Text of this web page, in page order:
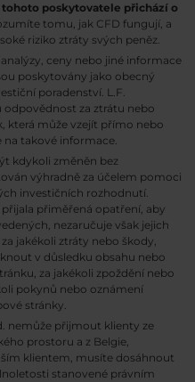
poskytovatele přichází o
tomu, jak CFD fungují, a
riziko ztráty svých peněz.
ceny nebo jiné informace
poskytovány jako obecný
poradenství. L.F.
za ztrátu nebo
která může vzejít přímo nebo
na takové informace.
kdykoli změněn bez
výhradně za účelem pomoci
investičních rozhodnutí.
přiměřená opatření, aby
nezaručuje však jejich
jakékoli ztráty nebo škody,
v důsledku obsahu nebo
za jakékoli zpoždění nebo
pokynů nebo oznámení
stránky.
nemůže přijmout klienty ze
prostoru a z Belgie,
klientem, musíte dosáhnout
stanovené právním